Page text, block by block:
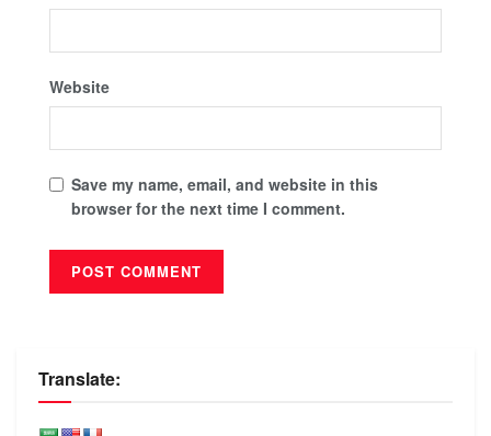
Website
Save my name, email, and website in this
browser for the next time I comment.
Translate: